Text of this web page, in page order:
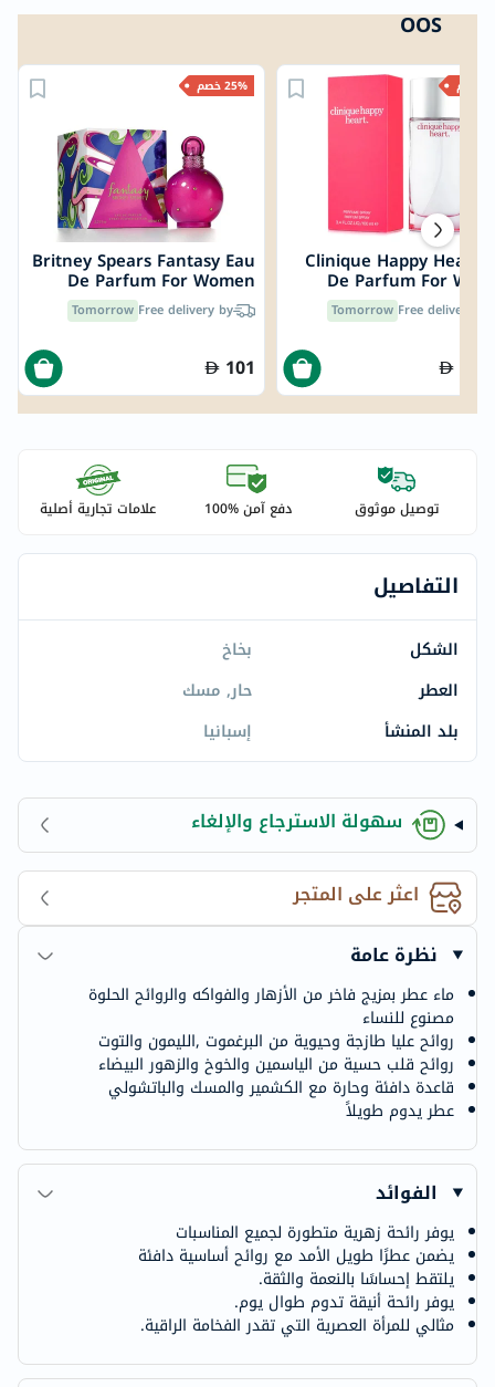
OOS
25% خصم
Britney Spears Fantasy Eau
De Parfum For Women
100ml
Free delivery by
Tomorrow
101
Clinique Happy Heart
De Parfum For
Free delivery by
Tomorrow
توصيل موثوق دفع آمن %100 علامات تجارية أصلية
التفاصيل
الشكل
بخاخ
العطر
حار, مسك
بلد المنشأ
إسبانيا
سهولة الاسترجاع والإلغاء
اعثر على المتجر
نظرة عامة
ماء عطر بمزيج فاخر من الأزهار والفواكه والروائح الحلوة
مصنوع للنساء
روائح عليا طازجة وحيوية من البرغموت ,الليمون والتوت
روائح قلب حسية من الياسمين والخوخ والزهور البيضاء
قاعدة دافئة وحارة مع الكشمير والمسك والباتشولي
عطر يدوم طويلاً
الفوائد
يوفر رائحة زهرية متطورة لجميع المناسبات
يضمن عطرًا طويل الأمد مع روائح أساسية دافئة
يلتقط إحساسًا بالنعمة والثقة.
يوفر رائحة أنيقة تدوم طوال يوم.
مثالي للمرأة العصرية التي تقدر الفخامة الراقية.